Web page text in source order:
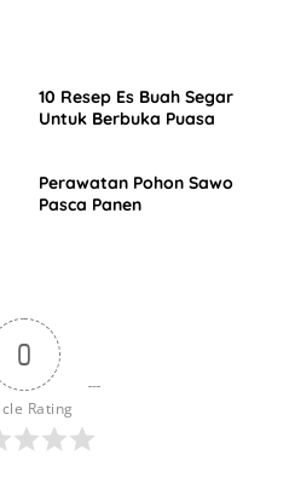
10 Resep Es Buah Segar
Untuk Berbuka Puasa
Perawatan Pohon Sawo
Pasca Panen
0
Rating